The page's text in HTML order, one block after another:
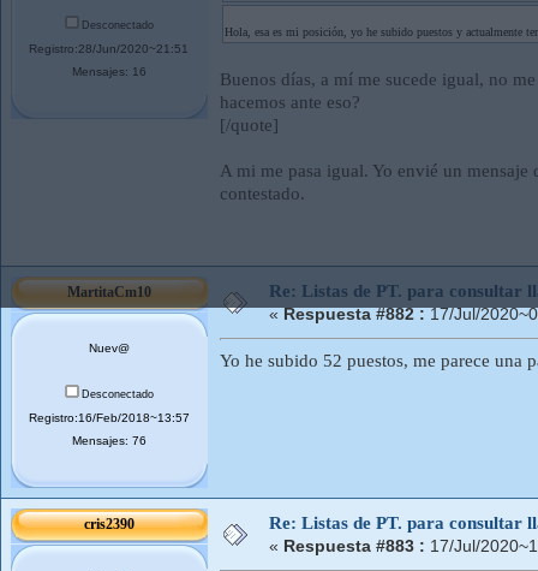
Desconectado
Registro:28/Jun/2020~21:51
Mensajes: 16
Hola, esa es mi posición, yo he subido puestos y actualmente
Buenos días, a mí me sucede igual, no
hacemos ante eso?
[/quote]
A mi me pasa igual. Yo envié un
contestado.
MartitaCm10
Nuev@
Desconectado
Registro:16/Feb/2018~13:57
Mensajes: 76
Re: Listas de PT. para consultar
« Respuesta #882 : 17/Jul/
Yo he subido 52 puestos, me parece una
cris2390 Re: Listas de PT. para consultar
« Respuesta #883 : 17/Jul/